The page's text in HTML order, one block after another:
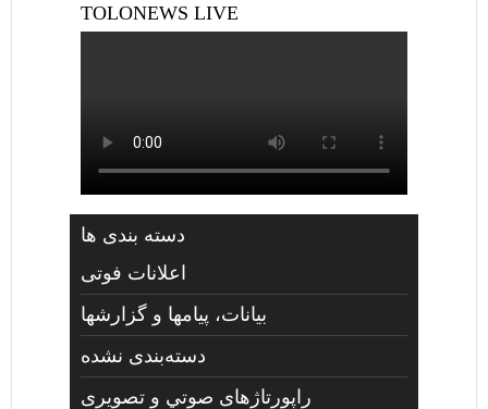
TOLONEWS LIVE
دسته بندی ها
اعلانات فوتی
بیانات، پیامها و گزارشها
دسته‌بندی نشده
راپورتاژهای صوتي و تصويری